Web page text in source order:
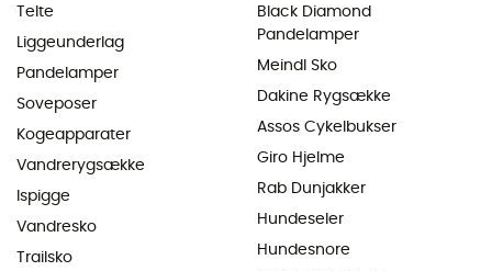
Telte
Liggeunderlag
Pandelamper
Soveposer
Kogeapparater
Vandrerygsække
Ispigge
Vandresko
Trailsko
Black Diamond
Pandelamper
Meindl Sko
Dakine Rygsække
Assos Cykelbukser
Giro Hjelme
Rab Dunjakker
Hundeseler
Hundesnore